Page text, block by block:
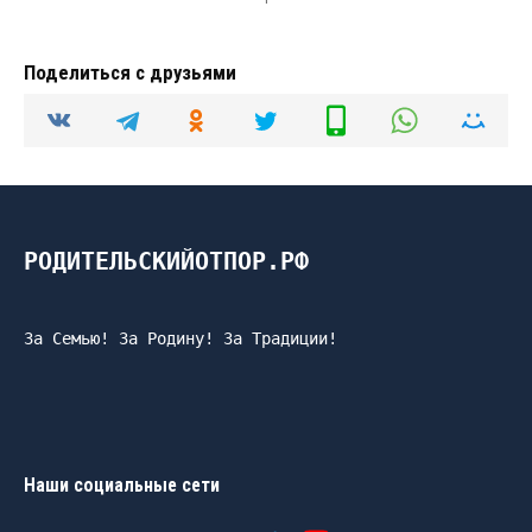
Поделиться с друзьями
РОДИТЕЛЬСКИЙОТПОР.РФ
За Семью! За Родину! За Традиции!
Наши социальные сети